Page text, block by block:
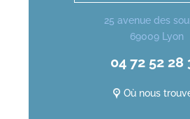
25 avenue des
69009 Lyon
04 72 52 28
Où nous